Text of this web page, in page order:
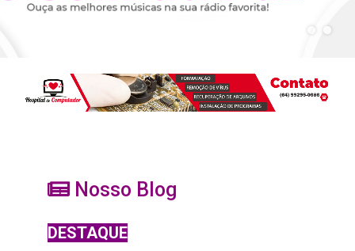
Nosso Blog
DESTAQUE